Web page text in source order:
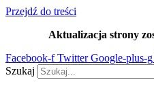
Przejdź do treści
Aktualizacja strony
Facebook-f Twitter Google-plus-g
Szukaj